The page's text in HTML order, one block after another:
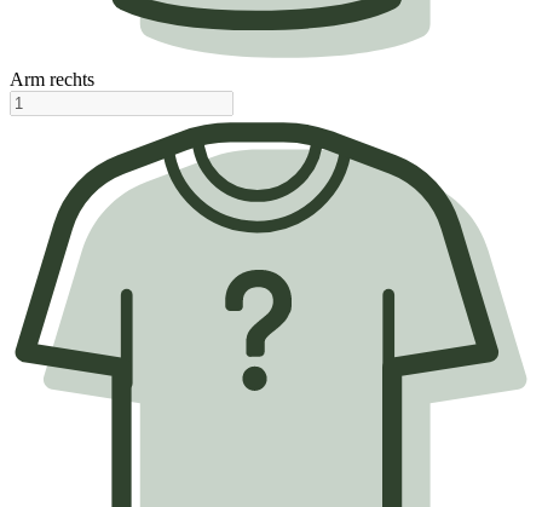
Arm rechts